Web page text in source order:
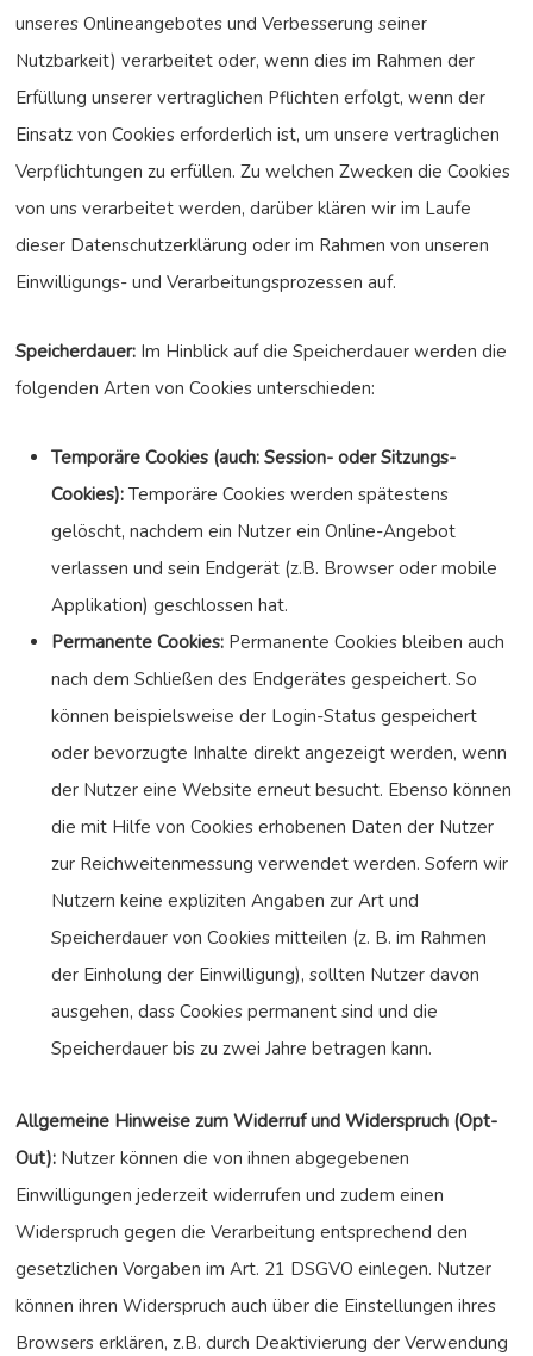
unseres Onlineangebotes und Verbesserung seiner
Nutzbarkeit) verarbeitet oder, wenn dies im Rahmen der
Erfüllung unserer vertraglichen Pflichten erfolgt, wenn der
Einsatz von Cookies erforderlich ist, um unsere vertraglichen
Verpflichtungen zu erfüllen. Zu welchen Zwecken die Cookies
von uns verarbeitet werden, darüber klären wir im Laufe
dieser Datenschutzerklärung oder im Rahmen von unseren
Einwilligungs- und Verarbeitungsprozessen auf.
Speicherdauer: Im Hinblick auf die Speicherdauer werden die
folgenden Arten von Cookies unterschieden:
Temporäre Cookies (auch: Session- oder Sitzungs-
Cookies): Temporäre Cookies werden spätestens
gelöscht, nachdem ein Nutzer ein Online-Angebot
verlassen und sein Endgerät (z.B. Browser oder mobile
Applikation) geschlossen hat.
Permanente Cookies: Permanente Cookies bleiben auch
nach dem Schließen des Endgerätes gespeichert. So
können beispielsweise der Login-Status gespeichert
oder bevorzugte Inhalte direkt angezeigt werden, wenn
der Nutzer eine Website erneut besucht. Ebenso können
die mit Hilfe von Cookies erhobenen Daten der Nutzer
zur Reichweitenmessung verwendet werden. Sofern wir
Nutzern keine expliziten Angaben zur Art und
Speicherdauer von Cookies mitteilen (z. B. im Rahmen
der Einholung der Einwilligung), sollten Nutzer davon
ausgehen, dass Cookies permanent sind und die
Speicherdauer bis zu zwei Jahre betragen kann.
Allgemeine Hinweise zum Widerruf und Widerspruch (Opt-
Out): Nutzer können die von ihnen abgegebenen
Einwilligungen jederzeit widerrufen und zudem einen
Widerspruch gegen die Verarbeitung entsprechend den
gesetzlichen Vorgaben im Art. 21 DSGVO einlegen. Nutzer
können ihren Widerspruch auch über die Einstellungen ihres
Browsers erklären, z.B. durch Deaktivierung der Verwendung